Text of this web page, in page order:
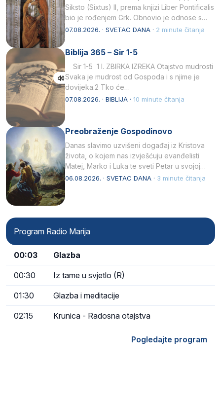
Siksto (Sixtus) II, prema knjizi Liber Pontificalis
bio je rođenjem Grk. Obnovio je odnose s
afričkim…
07.08.2026. · SVETAC DANA · 2 minute čitanja
Biblija 365 – Sir 1-5
Sir 1-5 1 I. ZBIRKA IZREKA Otajstvo mudrosti
Svaka je mudrost od Gospoda i s njime je
dovijeka.2 Tko će…
07.08.2026. · BIBLIJA · 10 minute čitanja
Preobraženje Gospodinovo
Danas slavimo uzvišeni događaj iz Kristova
života, o kojem nas izvješćuju evanđelisti
Matej, Marko i Luka te sveti Petar u svojoj
drugoj…
06.08.2026. · SVETAC DANA · 3 minute čitanja
Program Radio Marija
00:03 Glazba
00:30 Iz tame u svjetlo (R)
01:30 Glazba i meditacije
02:15 Krunica - Radosna otajstva
Pogledajte program